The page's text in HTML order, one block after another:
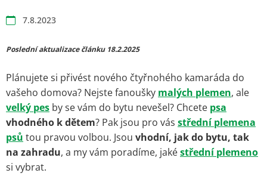
7.8.2023
Poslední aktualizace článku 18.2.2025
Plánujete si přivést nového čtyřnohého kamaráda do
vašeho domova? Nejste fanoušky malých plemen, ale
velký pes by se vám do bytu nevešel? Chcete psa
vhodného k dětem? Pak jsou pro vás střední plemena
psů tou pravou volbou. Jsou vhodní, jak do bytu, tak
na zahradu, a my vám poradíme, jakéstřední plemeno
si vybrat.